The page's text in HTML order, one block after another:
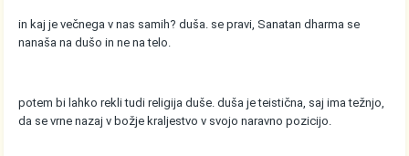
in kaj je večnega v nas samih? duša. se pravi, Sanatan dharma se
nanaša na dušo in ne na telo.
potem bi lahko rekli tudi religija duše. duša je teistična, saj ima težnjo,
da se vrne nazaj v božje kraljestvo v svojo naravno pozicijo.